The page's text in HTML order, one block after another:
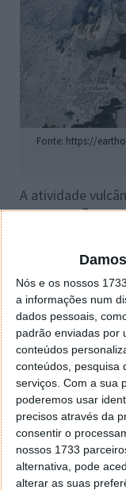
Nós e os nossos 1733
a informações num
dados pessoais,
padrão enviadas por
conteúdos
conteúdos, pesquisa
serviços. Com a sua
poderemos usar
precisos através da
consentir o
nossos 1733
alternativa, pode
alterar as suas
Fonte: https://
A atividade
preocupação,
especialistas,
da aldeia
elétrica de
Lagoon.
A NASA captou
utilizando
Operational Land
do Landsat 9.
Combinando
NASA mostra a
paisagem de
janeiro perto de
com as erupções